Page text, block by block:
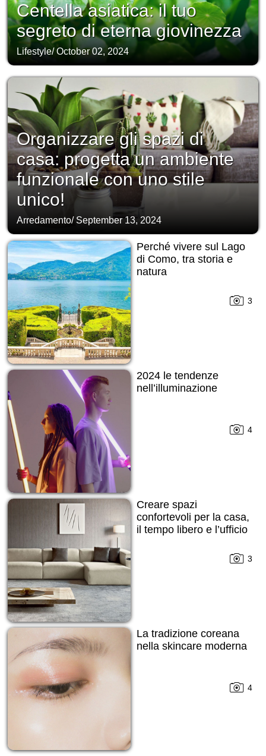
Centella asiatica: il tuo
segreto di eterna giovinezza
Lifestyle/October 02, 2024
Organizzare gli spazi di
casa: progetta un ambiente
funzionale con uno stile
unico!
Arredamento/ September 13, 2024
Perché vivere sul Lago
di Como, tra storia e
natura
3
2024 le tendenze
nell’illuminazione
4
Creare spazi
confortevoli per la casa,
il tempo libero e l’ufficio
3
La tradizione coreana
nella skincare moderna
4